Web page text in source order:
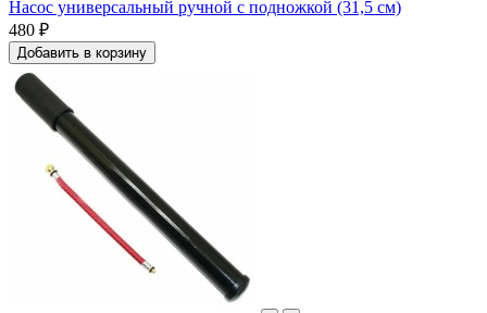
Насос универсальный ручной с подножкой (31,5 см)
480 ₽
Добавить в корзину